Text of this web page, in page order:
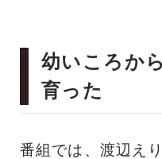
幼いころか
育った
番組では、渡辺え